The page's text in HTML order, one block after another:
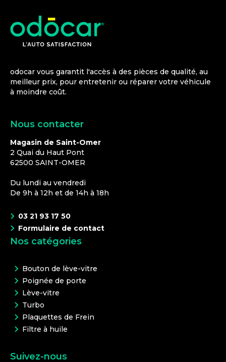
odocar vous garantit l'accès à des pièces de qualité, au
meilleur prix, pour entretenir ou réparer votre véhicule
à moindre coût.
Nous contacter
Magasin de Saint-Omer
2 Quai du Haut Pont
62500 SAINT-OMER
Du lundi au vendredi
De 9h à 12h et de 14h à 18h
03 21 93 17 50
Formulaire de contact
Nos catégories
Bouton de lève-vitre
Poignée de porte
Lève-vitre
Turbo
Plaquettes de Frein
Filtre à huile
Suivez-nous